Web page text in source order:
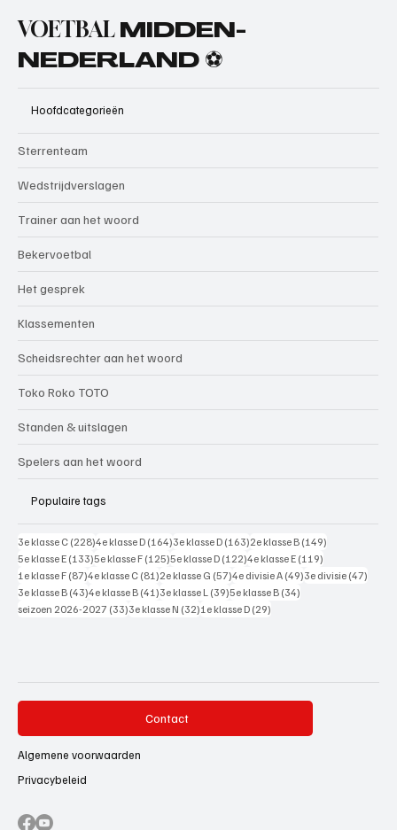
VOETBAL MIDDEN-
NEDERLAND ⚽
Hoofdcategorieën
Sterrenteam
Wedstrijdverslagen
Trainer aan het woord
Bekervoetbal
Het gesprek
Klassementen
Scheidsrechter aan het woord
Toko Roko TOTO
Standen & uitslagen
Spelers aan het woord
Populaire tags
3e klasse C (228)228 posts
4e klasse D (164)164 posts
3e klasse D (163)163 posts
2e klasse B (149)
5e klasse E (133)133 posts
5e klasse F (125)125 posts
5e klasse D (122)122 posts
4e klasse E (119)
1e klasse F (87)87 posts
4e klasse C (81)81 posts
2e klasse G (57)57 posts
4e divisie A (49)49 posts
3e divisie (47)
3e klasse B (43)43 posts
4e klasse B (41)41 posts
3e klasse L (39)39 posts
5e klasse B (34)
seizoen 2026-2027 (33)33 posts
3e klasse N (32)32 posts
1e klasse D (29)
Contact
Algemene voorwaarden
Privacybeleid